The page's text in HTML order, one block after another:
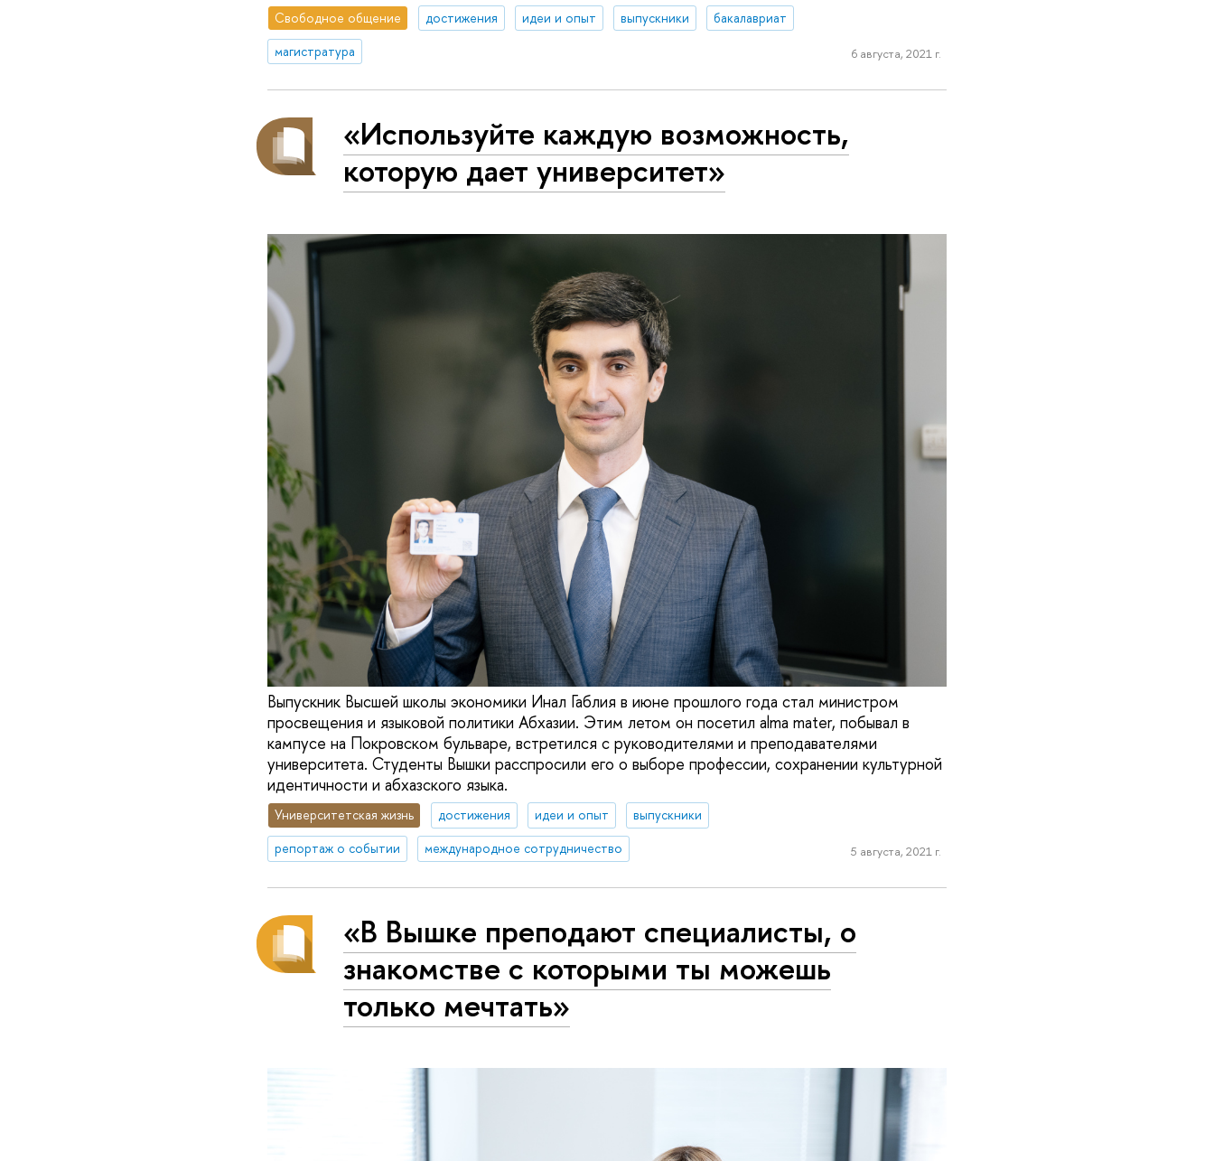
Свободное общение достижения идеи и опыт выпускники
бакалавриат
магистратура
6 августа, 2021 г.
«Используйте каждую возможность,
которую дает университет»
Выпускник Высшей школы экономики Инал Габлия в июне прошлого года стал министром
просвещения и языковой политики Абхазии. Этим летом он посетил alma mater, побывал в
кампусе на Покровском бульваре, встретился с руководителями и преподавателями
университета. Студенты Вышки расспросили его о выборе профессии, сохранении культурной
идентичности и абхазского языка.
Университетская жизнь достижения идеи и опыт
выпускники
репортаж о событии
международное сотрудничество 5 августа, 2021 г.
«В Вышке преподают специалисты, о
знакомстве с которыми ты можешь
только мечтать»